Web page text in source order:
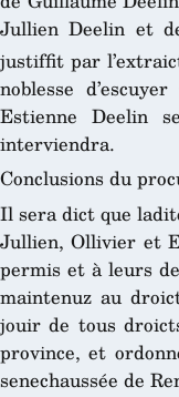
Jullien Deelin et
justiffit par
noblesse
Estienne Deelin
interviendra.
Conclusions du
Il sera dict que
Jullien, Ollivier et
permis et à leurs
maintenuz au
jouir de tous
province, et
senechaussée de